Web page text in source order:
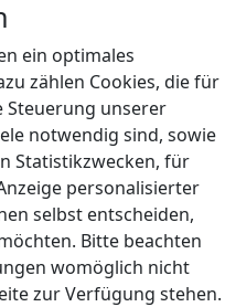
ein optimales
zählen Cookies, die für
Steuerung unserer
notwendig sind, sowie
Statistikzwecken, für
personalisierter
selbst entscheiden,
Bitte beachten
womöglich nicht
zur Verfügung stehen.